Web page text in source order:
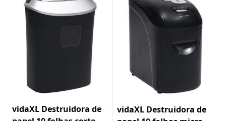
vidaXL Destruidora de
vidaXL Destruidora de